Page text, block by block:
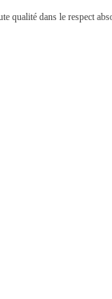
qualité dans le respect